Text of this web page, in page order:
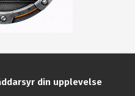
din upplevelse